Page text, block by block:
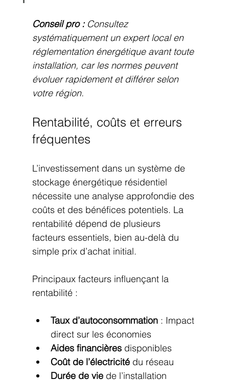
Conseil pro : Consultez
systématiquement un expert local en
réglementation énergétique avant toute
installation, car les normes peuvent
évoluer rapidement et différer selon
votre région.
Rentabilité, coûts et erreurs
fréquentes
L’investissement dans un système de
stockage énergétique résidentiel
nécessite une analyse approfondie des
coûts et des bénéfices potentiels. La
rentabilité dépend de plusieurs
facteurs essentiels, bien au-delà du
simple prix d’achat initial.
Principaux facteurs influençant la
rentabilité :
Taux d’autoconsommation : Impact
direct sur les économies
Aides financières disponibles
Coût de l’électricité du réseau
Durée de vie de l’installation